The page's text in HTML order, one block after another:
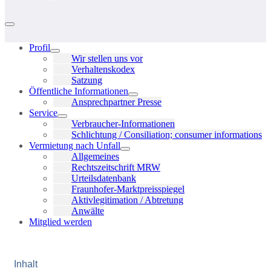
Menü-
Profil
Menü-
Schalter
Wir stellen uns vor
Verhaltenskodex
Satzung
Öffentliche Informationen
Menü-
Schalter
Ansprechpartner Presse
Service
Menü-
Schalter
Verbraucher-Informationen
Schlichtung / Consiliation; consumer informations
Vermietung nach Unfall
Menü-
Schalter
Allgemeines
Rechtszeitschrift MRW
Urteilsdatenbank
Fraunhofer-Marktpreisspiegel
Aktivlegitimation / Abtretung
Anwälte
Mitglied werden
Inhalt